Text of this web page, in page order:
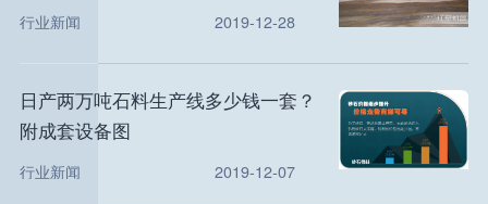
行业新闻 2019-12-28
日产两万吨石料生产线多少钱一套？
附成套设备图
行业新闻 2019-12-07